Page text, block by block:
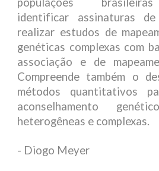
identificar assinaturas
realizar estudos de
genéticas complexas com
associação e de
Compreende também o
métodos quantitativos
aconselhamento
heterogêneas e complexas.
- Diogo Meyer